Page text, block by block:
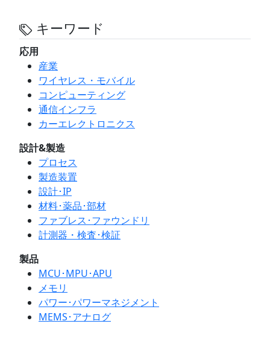
キーワード
応用
産業
ワイヤレス・モバイル
コンピューティング
通信インフラ
カーエレクトロニクス
設計&製造
プロセス
製造装置
設計･IP
材料･薬品･部材
ファブレス･ファウンドリ
計測器・検査･検証
製品
MCU･MPU･APU
メモリ
パワー･パワーマネジメント
MEMS･アナログ